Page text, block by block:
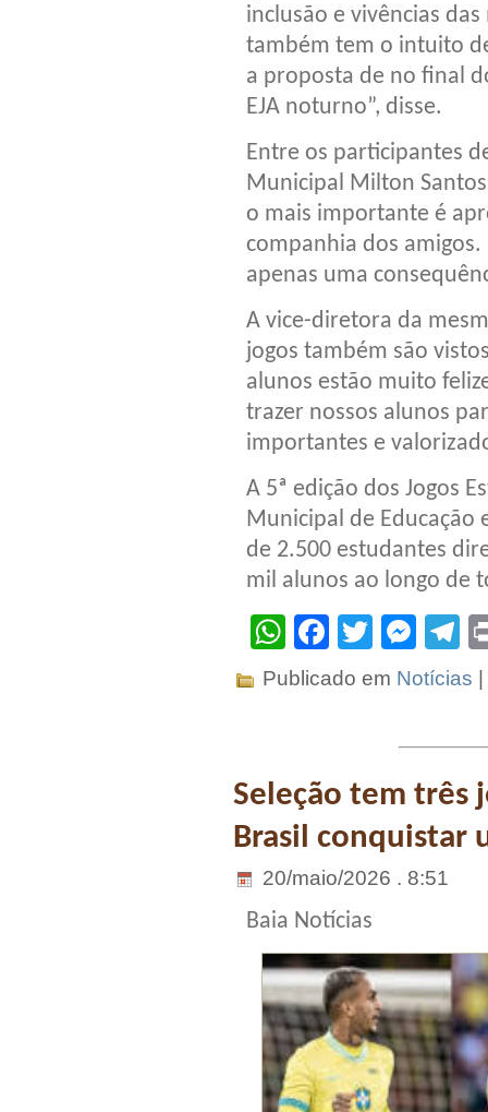
inclusão e vivências
também tem o intuito
a proposta de no final
EJA noturno”, disse.
Entre os participantes
Municipal Milton
o mais importante é
companhia dos
apenas uma
A vice-diretora da
jogos também são
alunos estão muito
trazer nossos alunos
importantes e
A 5ª edição dos Jogos
Municipal de Educação
de 2.500 estudantes
mil alunos ao longo de
WhatsApp
Facebook
Twitter
Publicado em Notícias
Seleção tem três
Brasil conquistar
20/maio/2026 . 8:51
Baia Notícias